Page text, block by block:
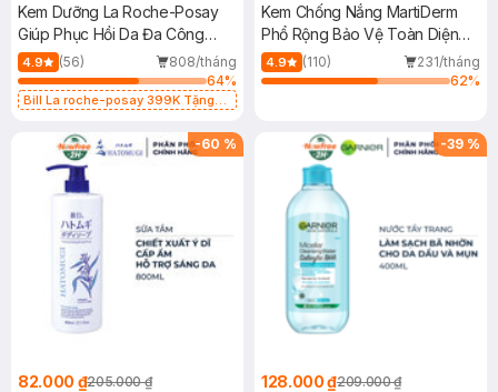
Kem Dưỡng La Roche-Posay
Giúp Phục Hồi Da Đa Công
Dụng 40ml
4.9 (56)
808/tháng
64%
Bill La roche-posay 399K Tặng
(SL có hạn)
Kem Chống Nắng MartiDerm
Phổ Rộng Bảo Vệ Toàn Diện
40ml
4.9 (110)
231/tháng
62%
-60 %
82.000 ₫205.000 ₫
-39 %
128.000 ₫209.000 ₫